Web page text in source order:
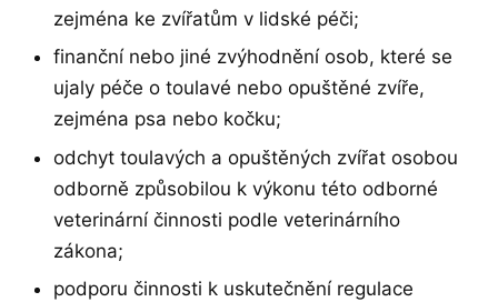
zejména ke zvířatům v lidské péči;
finanční nebo jiné zvýhodnění osob, které se
ujaly péče o toulavé nebo opuštěné zvíře,
zejména psa nebo kočku;
odchyt toulavých a opuštěných zvířat osobou
odborně způsobilou k výkonu této odborné
veterinární činnosti podle veterinárního
zákona;
podporu činnosti k uskutečnění regulace